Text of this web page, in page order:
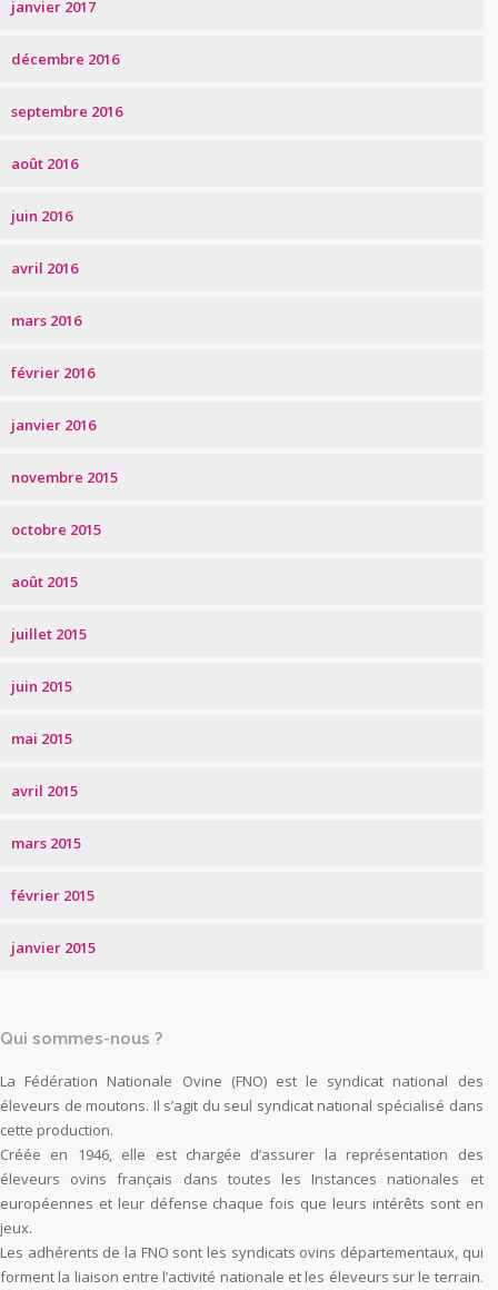
janvier 2017
décembre 2016
septembre 2016
août 2016
juin 2016
avril 2016
mars 2016
février 2016
janvier 2016
novembre 2015
octobre 2015
août 2015
juillet 2015
juin 2015
mai 2015
avril 2015
mars 2015
février 2015
janvier 2015
Qui sommes-nous ?
La Fédération Nationale Ovine (FNO) est le syndicat national des
éleveurs de moutons. Il s’agit du seul syndicat national spécialisé dans
cette production.
Créée en 1946, elle est chargée d’assurer la représentation des
éleveurs ovins français dans toutes les Instances nationales et
européennes et leur défense chaque fois que leurs intérêts sont en
jeux.
Les adhérents de la FNO sont les syndicats ovins départementaux, qui
forment la liaison entre l’activité nationale et les éleveurs sur le terrain.